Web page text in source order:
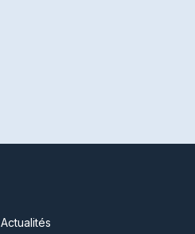
Actualités